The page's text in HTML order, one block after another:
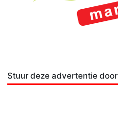
Stuur deze advertentie door